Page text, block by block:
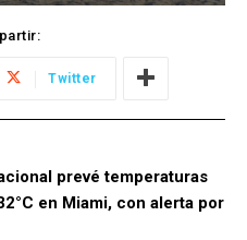
Twitter
prevé temperaturas
en Miami, con alerta por